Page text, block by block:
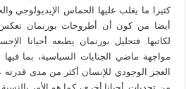
كثيرا ما يغلب عليها الحماس الإيديولوجي
أيضا من كون أن أطروحات بورنمان تعكس
لكاتبها. فتحليل بورنمان يطبعه أحيانا
مواجهة ماضي الجنايات السياسية، بما فيها
العجز الوجودي للإنسان أكثر من مدى قدرته